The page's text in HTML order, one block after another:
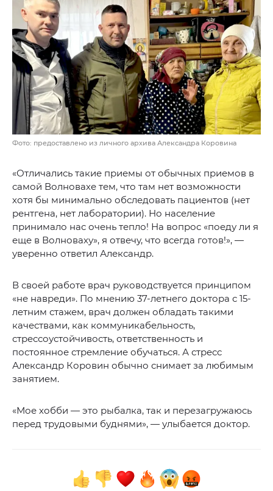
Фото: предоставлено из личного архива Александра Коровина
«Отличались такие приемы от обычных приемов в
самой Волновахе тем, что там нет возможности
хотя бы минимально обследовать пациентов (нет
рентгена, нет лаборатории). Но население
принимало нас очень тепло! На вопрос «поеду ли я
еще в Волноваху», я отвечу, что всегда готов!», —
уверенно ответил Александр.
В своей работе врач руководствуется принципом
«не навреди». По мнению 37-летнего доктора с 15-
летним стажем, врач должен обладать такими
качествами, как коммуникабельность,
стрессоустойчивость, ответственность и
постоянное стремление обучаться. А стресс
Александр Коровин обычно снимает за любимым
занятием.
«Мое хобби — это рыбалка, так и перезагружаюсь
перед трудовыми буднями», — улыбается доктор.